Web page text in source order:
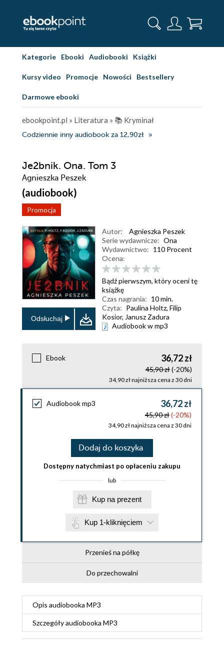
Kategorie Ebooki Audiobooki Książki
Kursy video Promocje Nowości Bestsellery
Darmowe ebooki
ebookpoint.pl » Literatura » 📚 Kryminał
Codziennie inny audiobook za 12,90zł
Je2bnik. Ona. Tom 3
Agnieszka Peszek
(audiobook)
Promocja
Odsłuchaj
Autor:
Agnieszka Peszek
Serie wydawnicze: Ona
Wydawnictwo: 110 Procent
Ocena:
Bądź pierwszym, który oceni tę
książkę
Czas nagrania: 10 min.
Czyta: Paulina Holtz, Filip
Kosior, Janusz Zadura
Audiobook w mp3
Ebook 36,72 zł
45,90 zł(-20%)
34,90 zł najniższa cena z 30 dni
Audiobook mp3 36,72 zł
45,90 zł(-20%)
34,90 zł najniższa cena z 30 dni
Dodaj do koszyka
Dostępny natychmiast po opłaceniu zakupu
lub
Kup na prezent
Kup 1-kliknięciem
Przenieś na półkę
Do przechowalni
Opis audiobooka MP3
Szczegółyaudiobooka MP3